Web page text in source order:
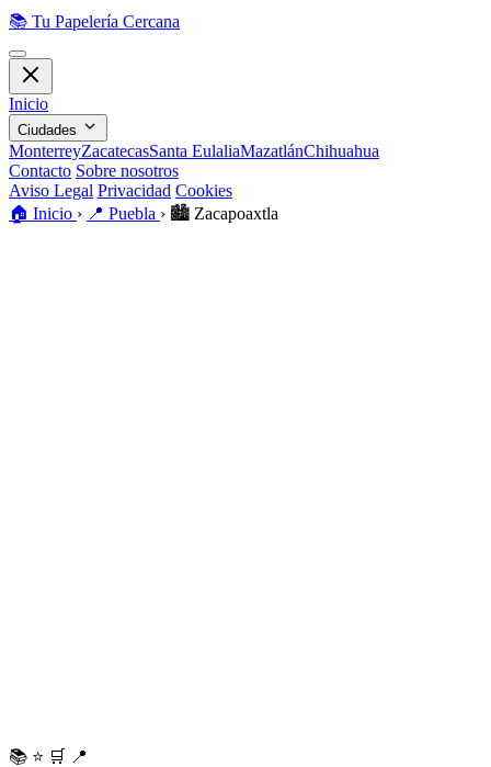
📚 Tu Papelería Cercana
Inicio
Ciudades
MonterreyZacatecasSanta EulaliaMazatlánChihuahua
Contacto Sobre nosotros
Aviso Legal Privacidad Cookies
🏠 Inicio › 📍 Puebla › 🏙️ Zacapoaxtla
📚 ⭐ 🛒 📍